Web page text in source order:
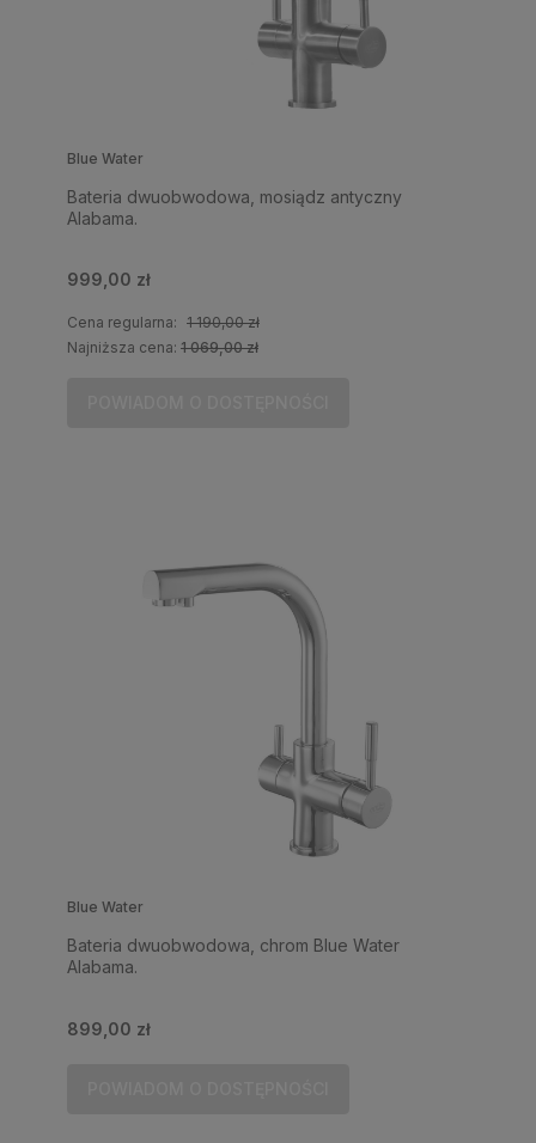
Blue Water
Bateria dwuobwodowa, mosiądz antyczny
Alabama.
999,00 zł
Cena regularna: 1 190,00 zł
Najniższa cena: 1 069,00 zł
Blue Water
Bateria dwuobwodowa, chrom Blue Water
Alabama.
899,00 zł